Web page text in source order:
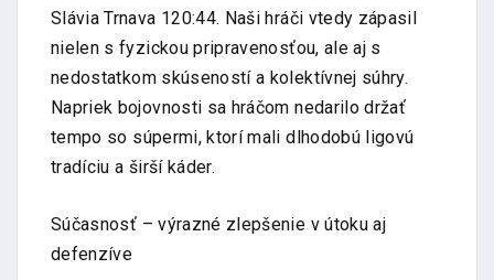
Slávia Trnava 120:44. Naši hráči vtedy zápasil
nielen s fyzickou pripravenosťou, ale aj s
nedostatkom skúseností a kolektívnej súhry.
Napriek bojovnosti sa hráčom nedarilo držať
tempo so súpermi, ktorí mali dlhodobú ligovú
tradíciu a širší káder.
Súčasnosť – výrazné zlepšenie v útoku aj
defenzíve